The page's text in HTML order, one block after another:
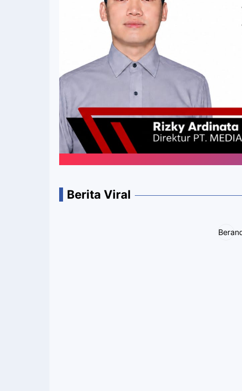
Berita Viral